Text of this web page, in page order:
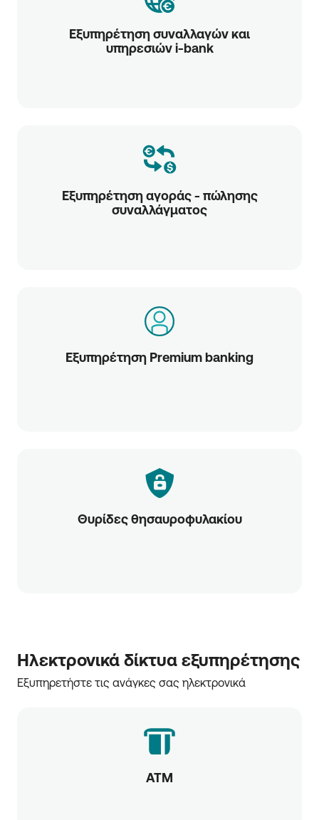
Εξυπηρέτηση συναλλαγών και
υπηρεσιών i-bank
Εξυπηρέτηση αγοράς - πώλησης
συναλλάγματος
Εξυπηρέτηση Premium banking
Θυρίδες θησαυροφυλακίου
Ηλεκτρονικά δίκτυα εξυπηρέτησης
Εξυπηρετήστε τις ανάγκες σας ηλεκτρονικά
ATM